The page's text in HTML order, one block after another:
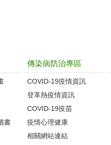
書
傳染病防治專區
COVID-19疫情資訊
登革熱疫情資訊
COVID-19疫苗
疫情心理健康
相關網站連結